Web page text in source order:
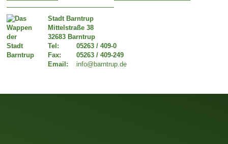
Stadt Barntrup
Mittelstraße 38
32683 Barntrup
Tel:
Fax:
Email:
05263 / 409-0
05263 / 409-249
info@barntrup.de